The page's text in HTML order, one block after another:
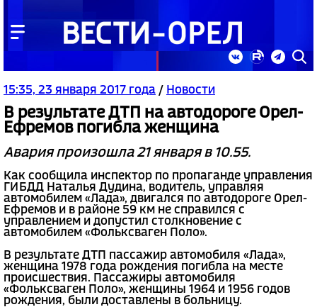
15:35, 23 января 2017 года / Новости
В результате ДТП на автодороге Орел-
Ефремов погибла женщина
Авария произошла 21 января в 10.55.
Как сообщила инспектор по пропаганде управления
ГИБДД Наталья Дудина, водитель, управляя
автомобилем «Лада», двигался по автодороге Орел-
Ефремов и в районе 59 км не справился с
управлением и допустил столкновение с
автомобилем «Фольксваген Поло».
В результате ДТП пассажир автомобиля «Лада»,
женщина 1978 года рождения погибла на месте
происшествия. Пассажиры автомобиля
«Фольксваген Поло», женщины 1964 и 1956 годов
рождения, были доставлены в больницу.